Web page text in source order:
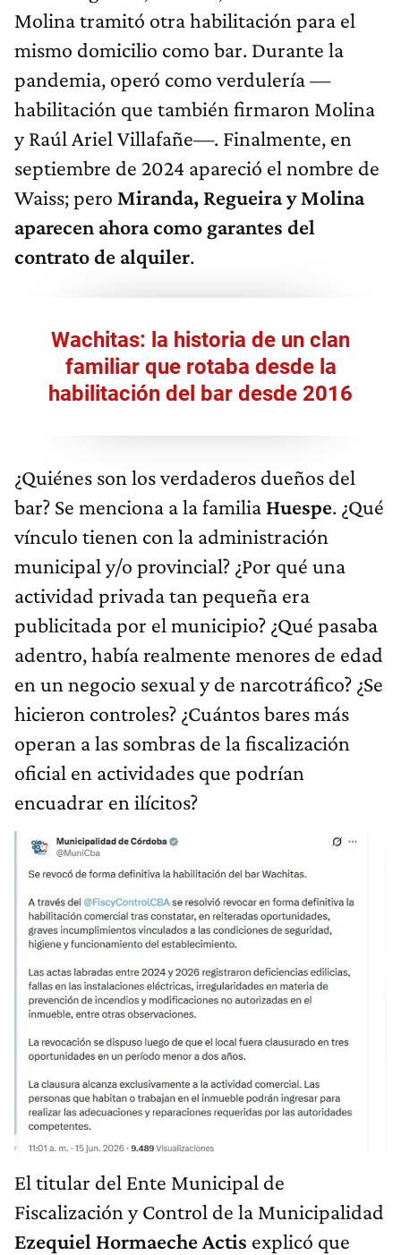
Molina tramitó otra habilitación para el
mismo domicilio como bar. Durante la
pandemia, operó como verdulería —
habilitación que también firmaron Molina
y Raúl Ariel Villafañe—. Finalmente, en
septiembre de 2024 apareció el nombre de
Waiss; pero Miranda, Regueira y Molina
aparecen ahora como garantes del
contrato de alquiler.
Wachitas: la historia de un clan
familiar que rotaba desde la
habilitación del bar desde 2016
¿Quiénes son los verdaderos dueños del
bar? Se menciona a la familia Huespe. ¿Qué
vínculo tienen con la administración
municipal y/o provincial? ¿Por qué una
actividad privada tan pequeña era
publicitada por el municipio? ¿Qué pasaba
adentro, había realmente menores de edad
en un negocio sexual y de narcotráfico? ¿Se
hicieron controles? ¿Cuántos bares más
operan a las sombras de la fiscalización
oficial en actividades que podrían
encuadrar en ilícitos?
El titular del Ente Municipal de
Fiscalización y Control de la Municipalidad
Ezequiel Hormaeche Actis explicó que